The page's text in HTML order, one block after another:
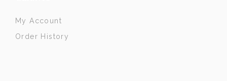
My Account
Order History